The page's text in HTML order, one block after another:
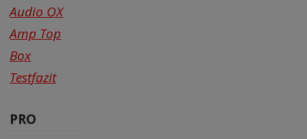
Audio OX
Amp Top
Box
Testfazit
PRO